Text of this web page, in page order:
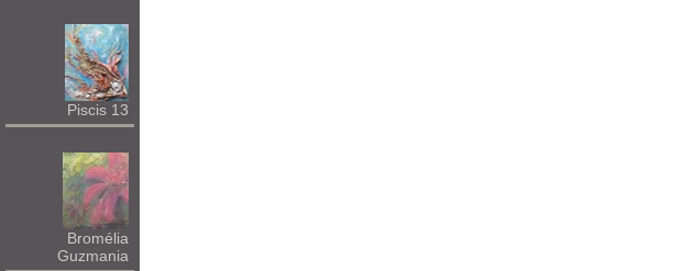
Piscis 13
Bromélia
Guzmania